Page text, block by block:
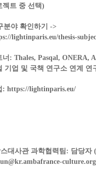
젝트 중 선택)
분야 확인하기 ->
lightinparis.eu/thesis-
너: Thales, Pasqal, ONERA,
기업 및 국책 연구소 연계 연
: https://lightinparis.eu/
대사관 과학협력팀: 담당자